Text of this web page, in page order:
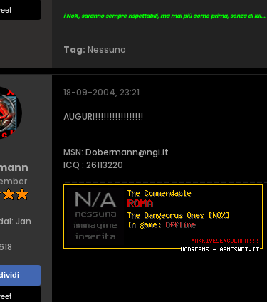
i NoX, saranno sempre rispettabili, ma mai più come prima, senza di lui....
Tag: Nessuno
Jan
18-09-2004, 23:21
AUGURI!!!!!!!!!!!!!!!!!
MSN: Dobermann@ngi.it
ICQ : 26113220